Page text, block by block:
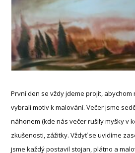
První den se vždy jdeme projít,
vybrali motiv k malování. Večer jsme
náhonem (kde nás večer rušily myšky v
zkušenosti, zážitky. Vždyť se uvidíme
jsme každý postavil stojan, plátno a